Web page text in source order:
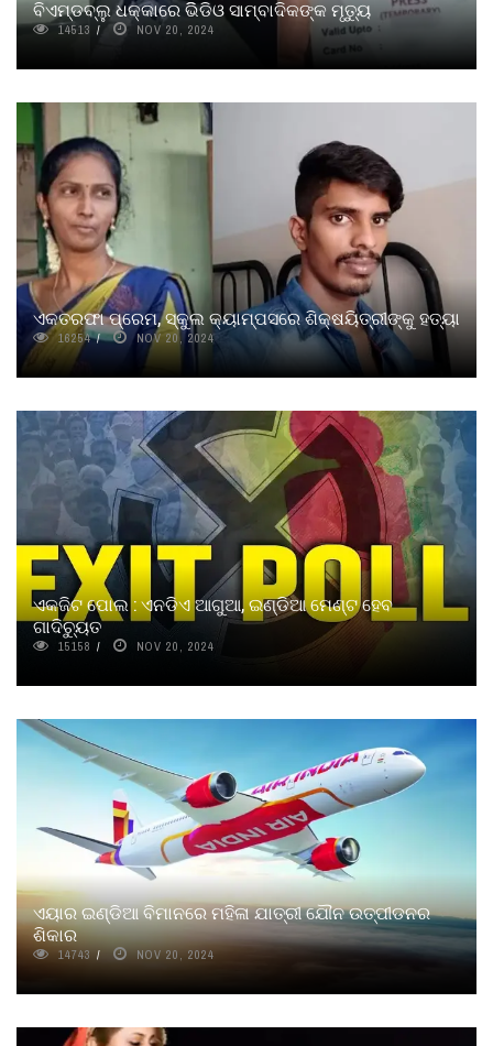
ବିଏମ୍‌ଡବ୍ଲୁ ଧକ୍କାରେ ଭିିଡିଓ ସାମ୍ବାଦିକଙ୍କ ମୃତ୍ୟୁ
14513 NOV 20, 2024
ଏକତରଫା ପ୍ରେମ, ସ୍କୁଲ କ୍ୟାମ୍ପସରେ ଶିକ୍ଷୟିତ୍ରୀଙ୍କୁ ହତ୍ୟା
16254 NOV 20, 2024
ଏକଜିଟ ପୋଲ : ଏନଡିଏ ଆଗୁଆ, ଇଣ୍ଡିଆ ମେଣ୍ଟ ହେବ
ଗାଦିଚ୍ୟୁତ
15158 NOV 20, 2024
ଏୟାର ଇଣ୍ଡିଆ ବିମାନରେ ମହିଳା ଯାତ୍ରୀ ଯୌନ ଉତ୍ପୀଡନର
ଶିକାର
14743 NOV 20, 2024